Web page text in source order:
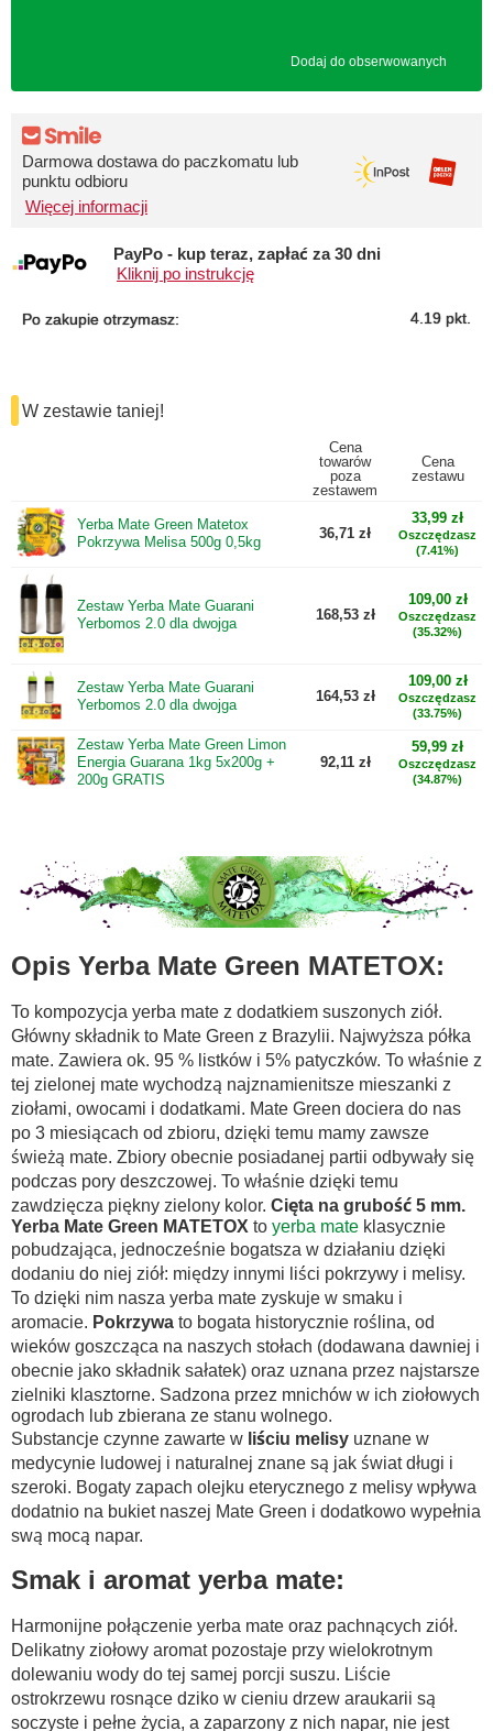
Dodaj do obserwowanych
Darmowa dostawa do paczkomatu lub
punktu odbioru
Więcej informacji
PayPo - kup teraz, zapłać za 30 dni
Kliknij po instrukcję
Po zakupie otrzymasz: 4.19 pkt.
W zestawie taniej!
Cena
towarów
poza
zestawem
Cena
zestawu
Yerba Mate Green Matetox
Pokrzywa Melisa 500g 0,5kg
36,71 zł
33,99 zł
Oszczędzasz
(7.41%)
Zestaw Yerba Mate Guarani
Yerbomos 2.0 dla dwojga
168,53 zł
109,00 zł
Oszczędzasz
(35.32%)
Zestaw Yerba Mate Guarani
Yerbomos 2.0 dla dwojga
164,53 zł
109,00 zł
Oszczędzasz
(33.75%)
Zestaw Yerba Mate Green Limon
Energia Guarana 1kg 5x200g +
200g GRATIS
92,11 zł
59,99 zł
Oszczędzasz
(34.87%)
Opis Yerba Mate Green MATETOX:
To kompozycja yerba mate z dodatkiem suszonych ziół.
Główny składnik to Mate Green z Brazylii. Najwyższa półka
mate. Zawiera ok. 95 % listków i 5% patyczków. To właśnie z
tej zielonej mate wychodzą najznamienitsze mieszanki z
ziołami, owocami i dodatkami. Mate Green dociera do nas
po 3 miesiącach od zbioru, dzięki temu mamy zawsze
świeżą mate. Zbiory obecnie posiadanej partii odbywały się
podczas pory deszczowej. To właśnie dzięki temu
zawdzięcza piękny zielony kolor. Cięta na grubość 5 mm.
Yerba Mate Green MATETOX to yerba mate klasycznie
pobudzająca, jednocześnie bogatsza w działaniu dzięki
dodaniu do niej ziół: między innymi liści pokrzywy i melisy.
To dzięki nim nasza yerba mate zyskuje w smaku i
aromacie. Pokrzywa to bogata historycznie roślina, od
wieków goszcząca na naszych stołach (dodawana dawniej i
obecnie jako składnik sałatek) oraz uznana przez najstarsze
zielniki klasztorne. Sadzona przez mnichów w ich ziołowych
ogrodach lub zbierana ze stanu wolnego.
Substancje czynne zawarte w liściu melisy uznane w
medycynie ludowej i naturalnej znane są jak świat długi i
szeroki. Bogaty zapach olejku eterycznego z melisy wpływa
dodatnio na bukiet naszej Mate Green i dodatkowo wypełnia
swą mocą napar.
Smak i aromat yerba mate:
Harmonijne połączenie yerba mate oraz pachnących ziół.
Delikatny ziołowy aromat pozostaje przy wielokrotnym
dolewaniu wody do tej samej porcji suszu. Liście
ostrokrzewu rosnące dziko w cieniu drzew araukarii są
soczyste i pełne życia, a zaparzony z nich napar, nie jest